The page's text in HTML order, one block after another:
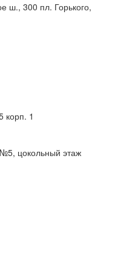
ш., 300 пл. Горького,
корп. 1
цокольный этаж